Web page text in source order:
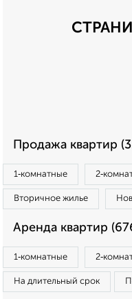
Продажа квартир
1‑комнатные
Вторичное жилье
Аренда квартир
1‑комнатные
На длительный срок